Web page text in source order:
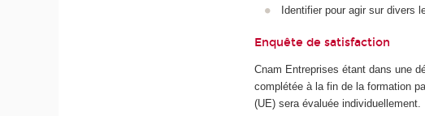
Identifier pour agir sur divers
Enquête de satisfaction
Cnam Entreprises étant dans une
complétée à la fin de la formation
(UE) sera évaluée individuellement.